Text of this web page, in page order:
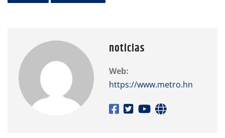
noticias
Web:
https://www.metro.hn